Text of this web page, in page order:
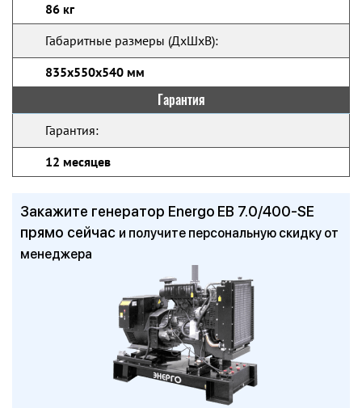
86 кг
Габаритные размеры (ДхШхВ):
835x550x540 мм
Гарантия
Гарантия:
12 месяцев
Закажите генератор Energo EB 7.0/400-SE
прямо сейчас и получите персональную скидку от
менеджера